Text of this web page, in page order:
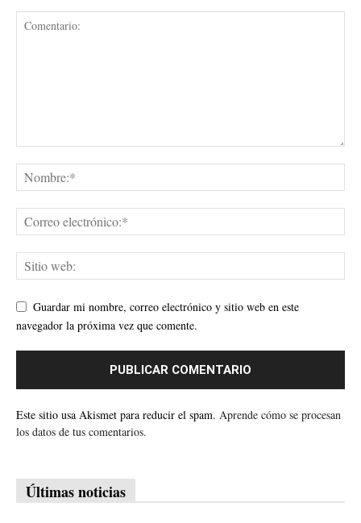
Guardar mi nombre, correo electrónico y sitio web en este
navegador la próxima vez que comente.
Este sitio usa Akismet para reducir el spam. Aprende cómo se procesan
los datos de tus comentarios.
Últimas noticias